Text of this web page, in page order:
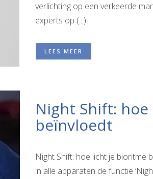
verlichting op een verkeerde
experts op (...)
LEES MEER
Night Shift:
beïnvloedt
Night Shift: hoe licht je bioritme
in alle apparaten de functie